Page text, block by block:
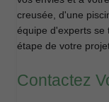
creusée, d'une
équipe d'experts se
étape de votre
Contactez